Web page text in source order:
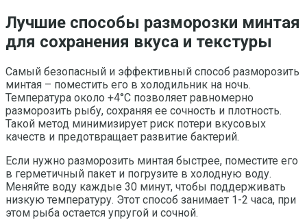
Лучшие способы разморозки минтая
для сохранения вкуса и текстуры
Самый безопасный и эффективный способ разморозить
минтая – поместить его в холодильник на ночь.
Температура около +4°C позволяет равномерно
разморозить рыбу, сохраняя ее сочность и плотность.
Такой метод минимизирует риск потери вкусовых
качеств и предотвращает развитие бактерий.
Если нужно разморозить минтая быстрее, поместите его
в герметичный пакет и погрузите в холодную воду.
Меняйте воду каждые 30 минут, чтобы поддерживать
низкую температуру. Этот способ занимает 1-2 часа, при
этом рыба остается упругой и сочной.